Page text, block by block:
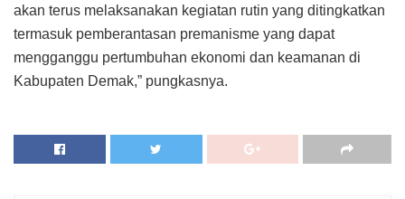
akan terus melaksanakan kegiatan rutin yang ditingkatkan
termasuk pemberantasan premanisme yang dapat
mengganggu pertumbuhan ekonomi dan keamanan di
Kabupaten Demak,” pungkasnya.